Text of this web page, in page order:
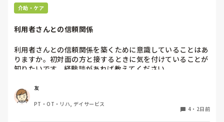
介助・ケア
利用者さんとの信頼関係
利用者さんとの信頼関係を築くために意識していることはあ
りますか。初対面の方と接するときに気を付けていることが
知りたいです。経験談があれば教えてください。
友
PT・OT・リハ, デイサービス
4 ・ 2日前